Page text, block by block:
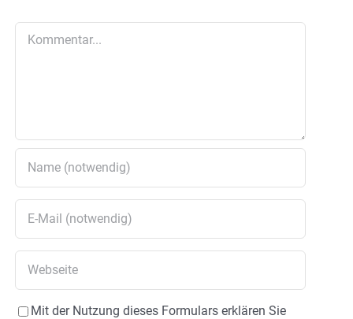
Mit der Nutzung dieses Formulars erklären Sie